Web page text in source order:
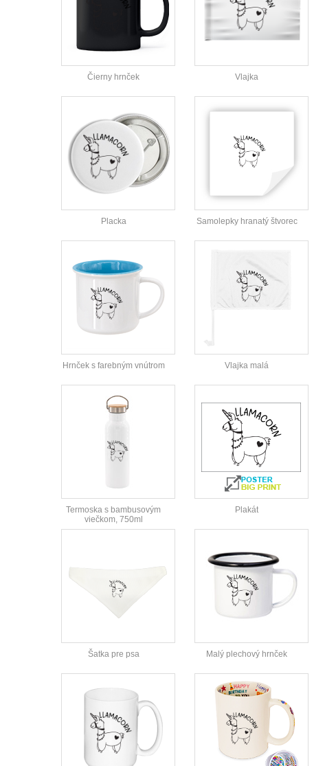
Čierny hrnček Vlajka
Placka Samolepky hranatý štvorec
Hrnček s farebným vnútrom Vlajka malá
Termoska s bambusovým
viečkom, 750ml
Plakát
Šatka pre psa Malý plechový hrnček